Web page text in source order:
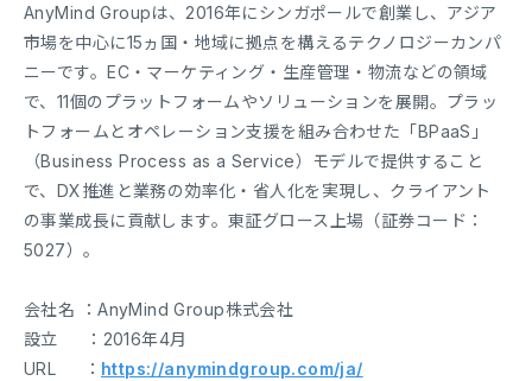
AnyMind Groupは、2016年にシンガポールで創業し、アジア
市場を中心に15ヵ国・地域に拠点を構えるテクノロジーカンパ
ニーです。EC・マーケティング・生産管理・物流などの領域
で、11個のプラットフォームやソリューションを展開。プラッ
トフォームとオペレーション支援を組み合わせた「BPaaS」
（Business Process as a Service）モデルで提供すること
で、DX推進と業務の効率化・省人化を実現し、クライアント
の事業成長に貢献します。東証グロース上場（証券コード：
5027）。
会社名 ：AnyMind Group株式会社
設立 ：2016年4月
URL ： https://anymindgroup.com/ja/